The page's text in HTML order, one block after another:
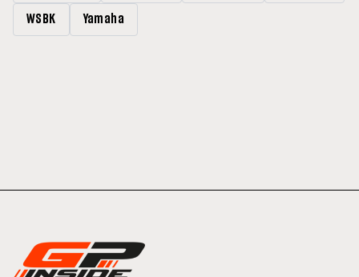
WSBK Yamaha